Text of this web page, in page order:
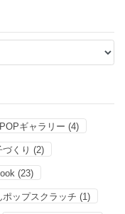
POPギャラリー (4)
づくり (2)
(23)
ポップスクラッチ (1)